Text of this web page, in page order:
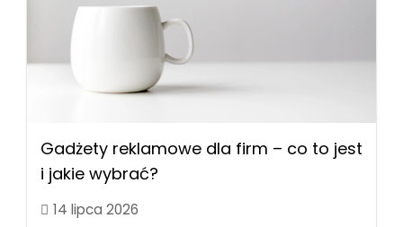
Gadżety reklamowe dla firm – co to jest
i jakie wybrać?
14 lipca 2026